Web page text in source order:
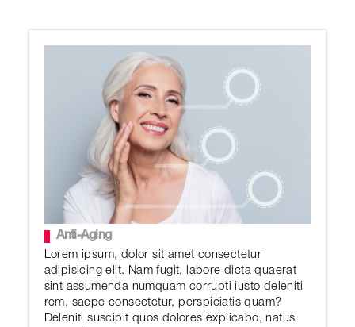
Anti-Aging
Lorem ipsum, dolor sit amet consectetur
adipisicing elit. Nam fugit, labore dicta quaerat
sint assumenda numquam corrupti iusto deleniti
rem, saepe consectetur, perspiciatis quam?
Deleniti suscipit quos dolores explicabo, natus